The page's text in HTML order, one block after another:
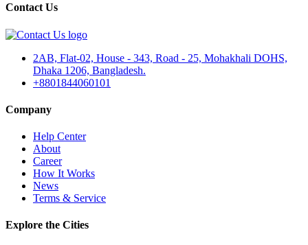
Contact Us
2AB, Flat-02, House - 343, Road - 25, Mohakhali DOHS,
Dhaka 1206, Bangladesh.
+8801844060101
Company
Help Center
About
Career
How It Works
News
Terms & Service
Explore the Cities